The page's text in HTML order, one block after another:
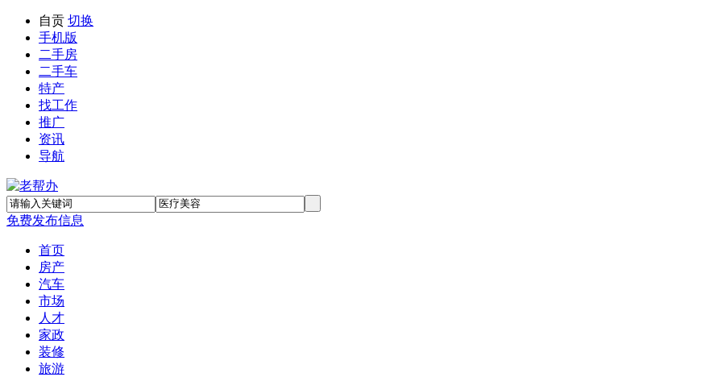
自贡 切换
手机版
二手房
二手车
特产
找工作
推广
资讯
导航
免费发布信息
首页
房产
汽车
市场
人才
家政
装修
旅游